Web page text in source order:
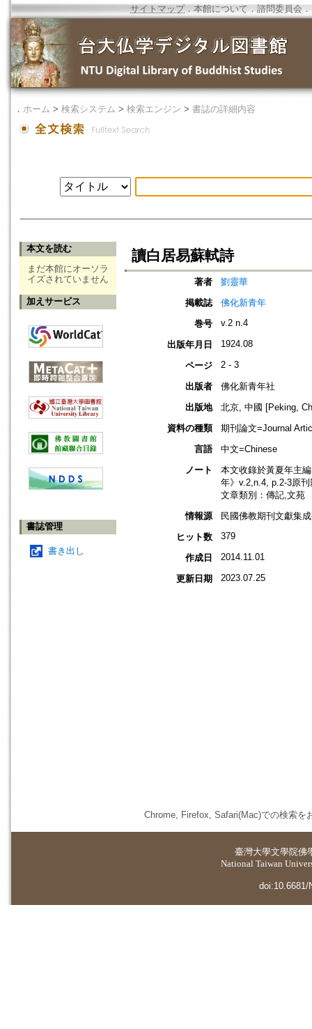
サイトマップ．本館について ． 諮問委員会 ．
． ホーム > 検索システム > 検索エンジン > 書誌の詳細内容
本文を読む
まだ本館にオーソラ
イズされていません
加えサービス
書誌管理
書き出し
讀白居易蘇軾詩
著者
劉靈華
掲載誌
佛化新青年
巻号
v.2 n.4
出版年月日 1924.08
ページ 2 - 3
出版者
佛化新青年社
出版地
北京, 中國 [Peking,
資料の種類
期刊論文=Journal
言語
中文=Chinese
ノート
本文收錄於黃夏年主
年》v.2,n.4, p.2-3原刊
文章類別：傳記,文苑
情報源
民國佛教期刊文獻集
ヒット数
379
作成日 2014.11.01
更新日期 2023.07.25
Chrome, Firefox, Safari(Mac)での検索を
臺灣大學文學院佛
National Taiwan
doi:10.6681/